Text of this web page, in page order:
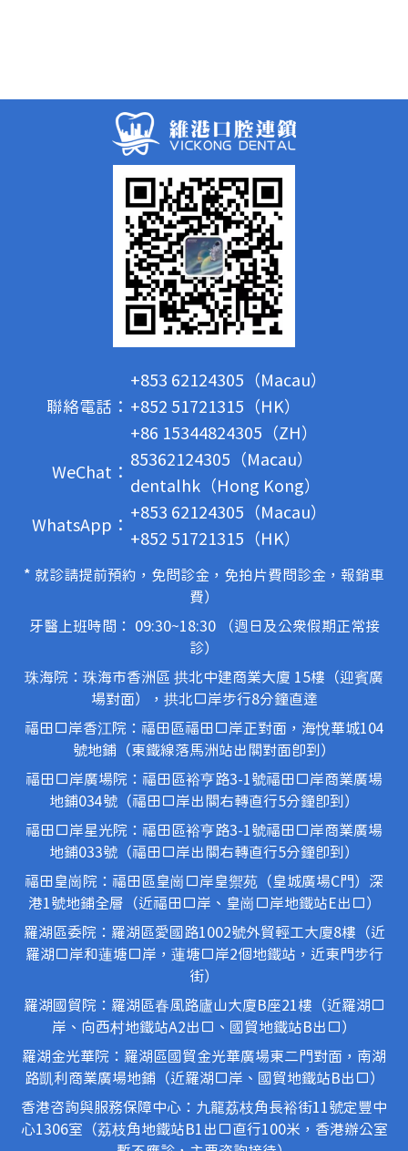
聯絡電話：
+853 62124305（Macau）
+852 51721315（HK）
+86 15344824305（ZH）
WeChat：
85362124305（Macau）
dentalhk（Hong Kong）
WhatsApp：
+853 62124305（Macau）
+852 51721315（HK）
* 就診請提前預約，免問診金，免拍片費問診金，報銷車
費）
牙醫上班時間： 09:30~18:30 （週日及公眾假期正常接
診）
珠海院：珠海市香洲區 拱北中建商業大廈 15樓（迎賓廣
場對面），拱北口岸步行8分鐘直達
福田口岸香江院：福田區福田口岸正對面，海悅華城104
號地鋪（東鐵線落馬洲站出關對面即到）
福田口岸廣場院：福田區裕亨路3-1號福田口岸商業廣場
地鋪034號（福田口岸出關右轉直行5分鐘即到）
福田口岸星光院：福田區裕亨路3-1號福田口岸商業廣場
地鋪033號（福田口岸出關右轉直行5分鐘即到）
福田皇崗院：福田區皇崗口岸皇禦苑（皇城廣場C門）深
港1號地鋪全層（近福田口岸、皇崗口岸地鐵站E出口）
羅湖區委院：羅湖區愛國路1002號外貿輕工大廈8樓（近
羅湖口岸和蓮塘口岸，蓮塘口岸2個地鐵站，近東門步行
街）
羅湖國貿院：羅湖區春風路廬山大廈B座21樓（近羅湖口
岸、向西村地鐵站A2出口、國貿地鐵站B出口）
羅湖金光華院：羅湖區國貿金光華廣場東二門對面，南湖
路凱利商業廣場地鋪（近羅湖口岸、國貿地鐵站B出口）
香港咨詢與服務保障中心：九龍荔枝角長裕街11號定豐中
心1306室（荔枝角地鐵站B1出口直行100米，香港辦公室